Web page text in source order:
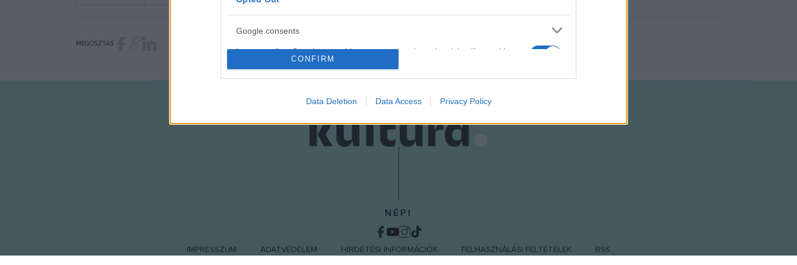
Google consents
I want to allow Google to enable storage related to advertising like cookies on
web or device identifiers in apps.
I want to allow Google to send me personalized advertising.
I want to allow Google to enable storage related to personalization.
I want to allow Google to enable storage related to security, including
CONFIRM
Data Deletion Data Access Privacy Policy
MEGOSZTÁS
NÉPI
IMPRESSZUM ADATVÉDELEM HIRDETÉSI INFORMÁCIÓK FELHASZNÁLÁSI FELTÉTELEK RSS